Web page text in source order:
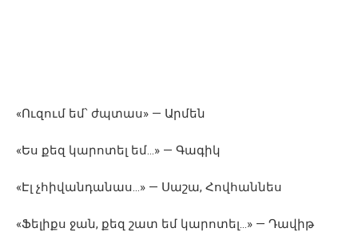
«Ուզում եմ՝ ժպտաս» — Արմեն
«Ես քեզ կարոտել եմ…» — Գագիկ
«Էլ չհիվանդանաս…» — Սաշա, Հովհաննես
«Ֆելիքս ջան, քեզ շատ եմ կարոտել…» — Դավիթ